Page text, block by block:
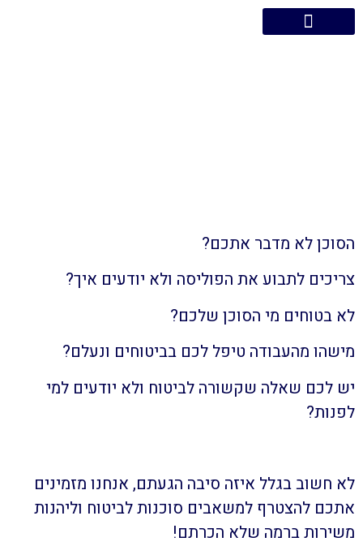
הסוכן לא מדבר אתכם?
צריכים לתבוע את הפוליסה ולא יודעים איך?
לא בטוחים מי הסוכן שלכם?
מישהו מהעבודה טיפל לכם בביטוחים ונעלם?
יש לכם שאלה שקשורה לביטוח ולא יודעים למי
לפנות?
לא חשוב בגלל איזה סיבה הגעתם, אנחנו מזמינים
אתכם להצטרף למשאבים סוכנות לביטוח וליהנות
משירות ברמה שלא הכרתם!